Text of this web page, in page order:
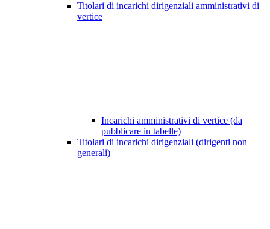
Titolari di incarichi dirigenziali amministrativi di
vertice
Incarichi amministrativi di vertice (da
pubblicare in tabelle)
Titolari di incarichi dirigenziali (dirigenti non
generali)